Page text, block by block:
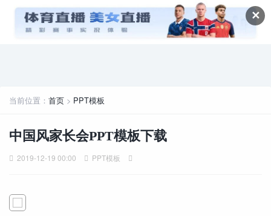
✕
当前位置： 首页 > PPT模板
中国风家长会PPT模板下载
2019-12-19 00:00 PPT模板